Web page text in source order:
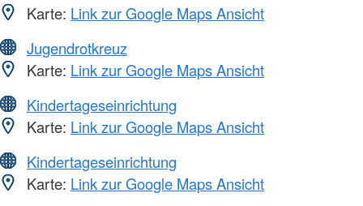
Karte: Link zur Google Maps Ansicht
Jugendrotkreuz
Karte: Link zur Google Maps Ansicht
Kindertageseinrichtung
Karte: Link zur Google Maps Ansicht
Kindertageseinrichtung
Karte: Link zur Google Maps Ansicht